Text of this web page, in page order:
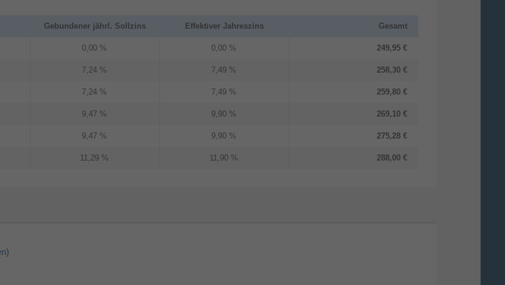
Gebundener jährl. Sollzins Effektiver Jahreszins Gesamt
0,00 % 0,00 % 249,95 €
7,24 % 7,49 % 258,30 €
7,24 % 7,49 % 259,80 €
9,47 % 9,90 % 269,10 €
9,47 % 9,90 % 275,28 €
11,29 % 11,90 % 288,00 €